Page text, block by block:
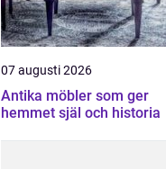
07 augusti 2026
Antika möbler som ger
hemmet själ och historia